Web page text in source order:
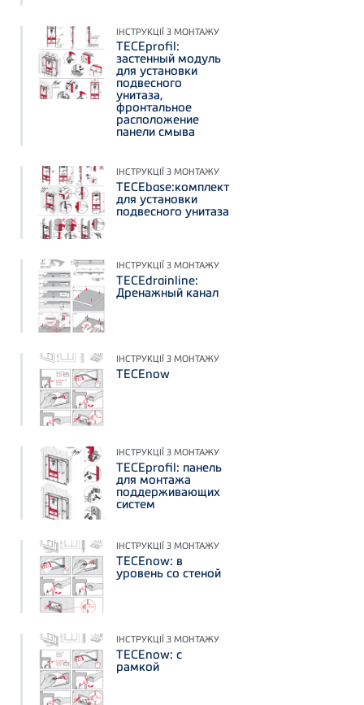
ІНСТРУКЦІЇ З МОНТАЖУ
TECEprofil:
застенный модуль
для установки
подвесного
унитаза,
фронтальное
расположение
панели смыва
ІНСТРУКЦІЇ З МОНТАЖУ
TECEbase:комплект
для установки
подвесного унитаза
ІНСТРУКЦІЇ З МОНТАЖУ
TECEdrainline:
Дренажный канал
ІНСТРУКЦІЇ З МОНТАЖУ
TECEnow
ІНСТРУКЦІЇ З МОНТАЖУ
TECEprofil: панель
для монтажа
поддерживающих
систем
ІНСТРУКЦІЇ З МОНТАЖУ
TECEnow: в
уровень со стеной
ІНСТРУКЦІЇ З МОНТАЖУ
TECEnow: с
рамкой